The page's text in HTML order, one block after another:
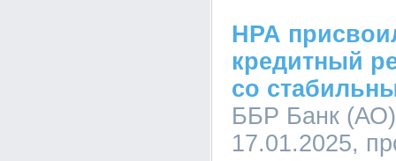
НРА
кредитный
со
ББР Банк
17.01.2025,